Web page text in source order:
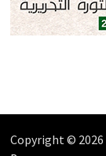
Copyright © 2026